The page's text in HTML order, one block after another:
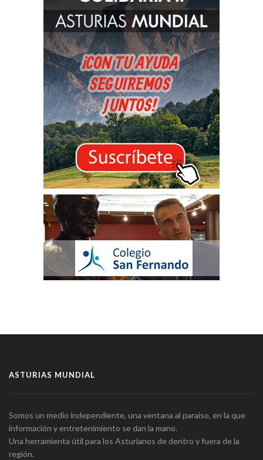
ASTURIAS MUNDIAL
Somos un medio independiente, una ventana al paraíso, en la que
información y entretenimiento se dan la mano.
Una herramienta útil para los Asturianos de dentro y fuera de la
región.